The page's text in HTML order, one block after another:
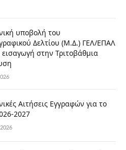
υποβολή του
Δελτίου (Μ.Δ.) ΓΕΛ/ΕΠΑΛ
εισαγωγή στην Τριτοβάθμια
Αιτήσεις Εγγραφών για το
2027